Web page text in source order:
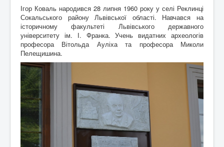
Ігор Коваль народився 28 липня 1960 року у селі Реклинці
Сокальського району Львівської області. Навчався на
історичному факультеті Львівського державного
університету ім. І. Франка. Учень видатних археологів
професора Вітольда Ауліха та професора Миколи
Пелещишина.